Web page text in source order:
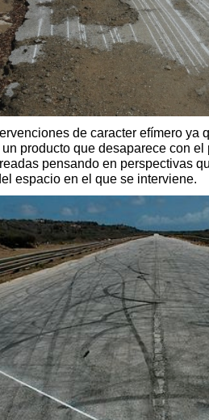
de caracter efímero ya
producto que desaparece con
pensando en perspectivas
espacio en el que se interviene.